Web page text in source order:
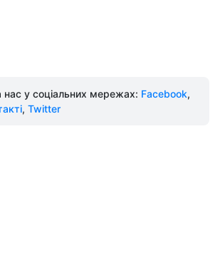
нас у соціальних мережах: Facebook,
, Twitter